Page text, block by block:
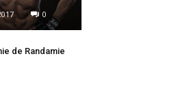
0
de Randamie